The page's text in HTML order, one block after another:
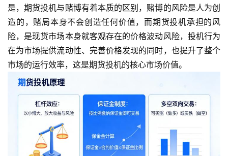
是，期货投机与赌博有着本质的区别，赌博的风险是人为创
造的，赌局本身不会创造任何价值，而期货投机承担的风
险，是现货市场本身就客观存在的价格波动风险，投机行为
在为市场提供流动性、完善价格发现的同时，也提升了整个
市场的运行效率，这是期货投机的核心市场价值。